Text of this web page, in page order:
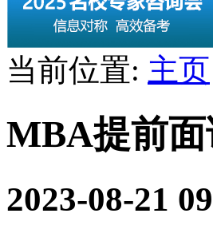
当前位置: 主页
MBA提前
2023-08-21